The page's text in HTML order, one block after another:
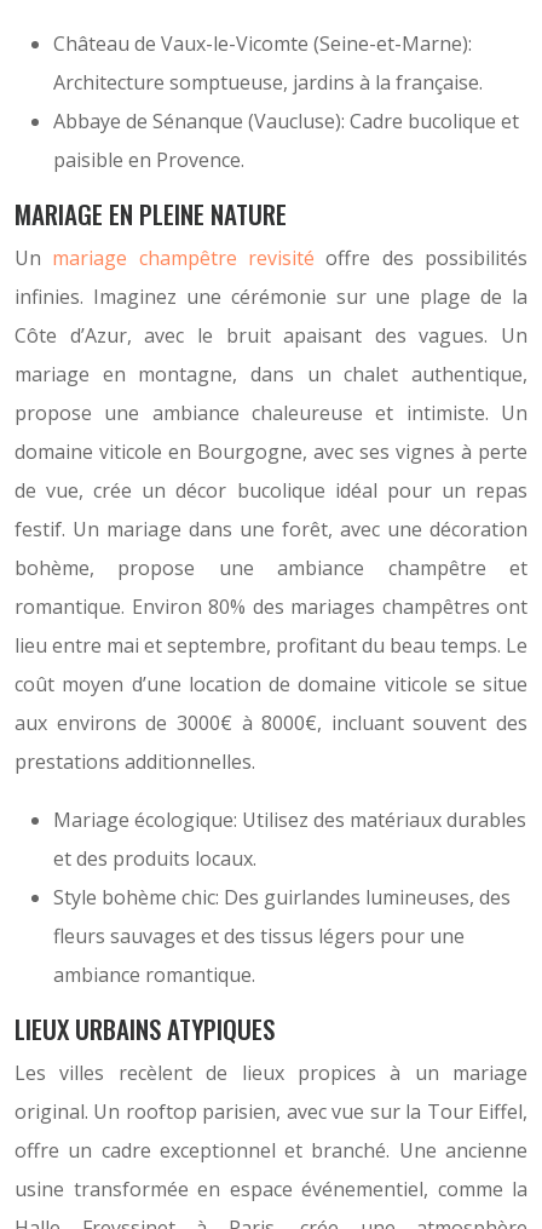
Château de Vaux-le-Vicomte (Seine-et-Marne):
Architecture somptueuse, jardins à la française.
Abbaye de Sénanque (Vaucluse): Cadre bucolique et
paisible en Provence.
MARIAGE EN PLEINE NATURE
Un mariage champêtre revisité offre des possibilités
infinies. Imaginez une cérémonie sur une plage de la
Côte d’Azur, avec le bruit apaisant des vagues. Un
mariage en montagne, dans un chalet authentique,
propose une ambiance chaleureuse et intimiste. Un
domaine viticole en Bourgogne, avec ses vignes à perte
de vue, crée un décor bucolique idéal pour un repas
festif. Un mariage dans une forêt, avec une décoration
bohème, propose une ambiance champêtre et
romantique. Environ 80% des mariages champêtres ont
lieu entre mai et septembre, profitant du beau temps. Le
coût moyen d’une location de domaine viticole se situe
aux environs de 3000€ à 8000€, incluant souvent des
prestations additionnelles.
Mariage écologique: Utilisez des matériaux durables
et des produits locaux.
Style bohème chic: Des guirlandes lumineuses, des
fleurs sauvages et des tissus légers pour une
ambiance romantique.
LIEUX URBAINS ATYPIQUES
Les villes recèlent de lieux propices à un mariage
original. Un rooftop parisien, avec vue sur la Tour Eiffel,
offre un cadre exceptionnel et branché. Une ancienne
usine transformée en espace événementiel, comme la